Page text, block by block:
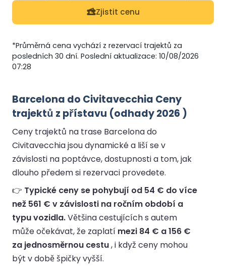
Zjistit cenu
*Průměrná cena vychází z rezervací trajektů za
posledních 30 dní. Poslední aktualizace: 10/08/2026
07:28
Barcelona do Civitavecchia Ceny
trajektů z přístavu (odhady 2026 )
Ceny trajektů na trase Barcelona do
Civitavecchia jsou dynamické a liší se v
závislosti na poptávce, dostupnosti a tom, jak
dlouho předem si rezervaci provedete.
👉 Typické ceny se pohybují od 54 € do více
než 561 € v závislosti na ročním období a
typu vozidla.Většina cestujících s autem
může očekávat, že zaplatí mezi 84 € a 156 €
za jednosměrnou cestu, i když ceny mohou
být v době špičky vyšší.